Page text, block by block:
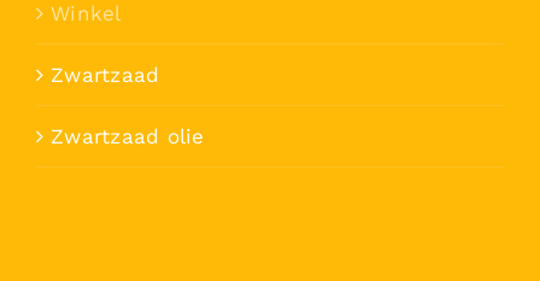
Winkel
Zwartzaad
Zwartzaad olie